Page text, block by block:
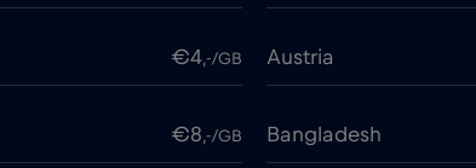
€4,-/GB Austria
€8,-/GB Bangladesh